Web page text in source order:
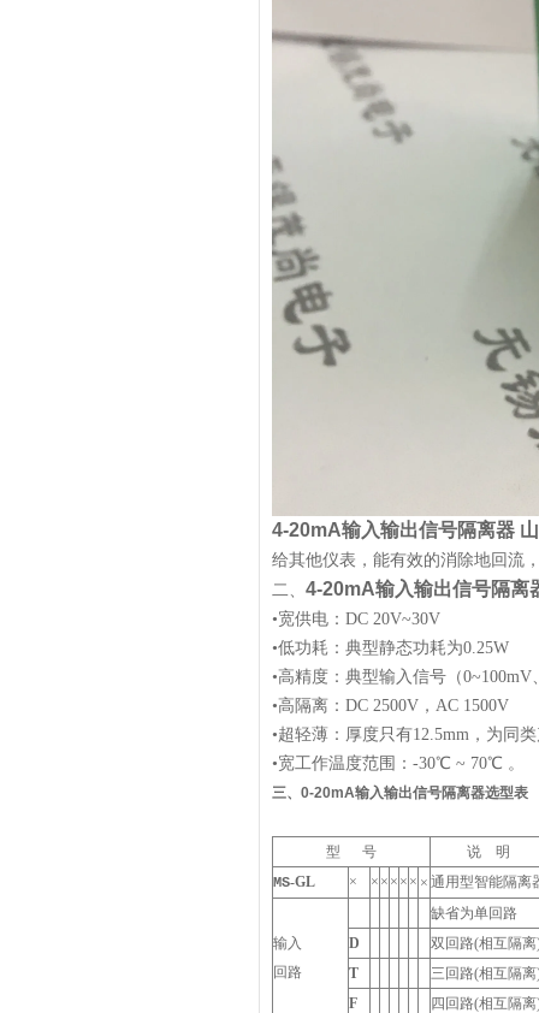
4-20mA输入输出信号隔离器
给其他仪表，能有效的消除地回流
二、 4-20mA输入输出信号隔离
•宽供电：DC 20V~30V
•低功耗：典型静态功耗为0.25W
•高精度：典型输入信号（
•高隔离：DC 2500V，AC 1500V
•超轻薄：厚度只有12.5mm，为同
•宽工作温度范围：-30℃ ~ 70℃ 。
三、 0-20mA输入输出信号隔离器选型表
型 号
说 明
MS-GL × × × × × × × 通用型智能隔离
输入
回路
缺省为单回路
D
双回路(相互隔离
T
三回路(相互隔离
F
四回路(相互隔离